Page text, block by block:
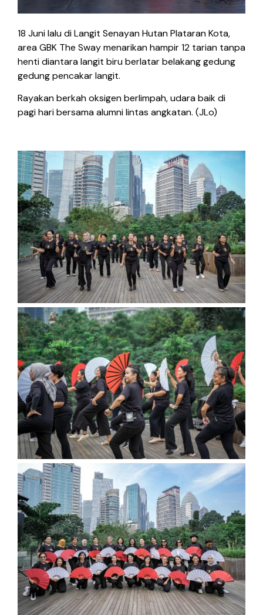
18 Juni lalu di Langit Senayan Hutan Plataran Kota,
area GBK The Sway menarikan hampir 12 tarian tanpa
henti diantara langit biru berlatar belakang gedung
gedung pencakar langit.
Rayakan berkah oksigen berlimpah, udara baik di
pagi hari bersama alumni lintas angkatan. (JLo)